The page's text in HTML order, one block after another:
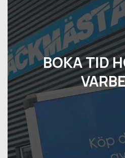
BOKA TID